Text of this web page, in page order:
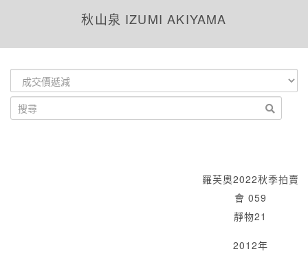
秋山泉 IZUMI AKIYAMA
羅芙奧2022秋季拍賣
會 059
靜物21
2012年